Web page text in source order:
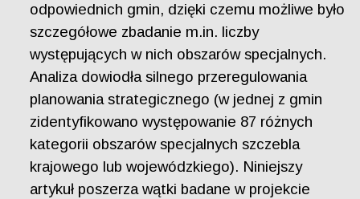
odpowiednich gmin, dzięki czemu możliwe było
szczegółowe zbadanie m.in. liczby
występujących w nich obszarów specjalnych.
Analiza dowiodła silnego przeregulowania
planowania strategicznego (w jednej z gmin
zidentyfikowano występowanie 87 różnych
kategorii obszarów specjalnych szczebla
krajowego lub wojewódzkiego). Niniejszy
artykuł poszerza wątki badane w projekcie